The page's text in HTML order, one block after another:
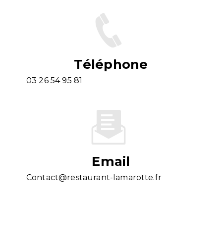
Téléphone
03 26 54 95 81
Email
contact@restaurant-lamarotte.fr